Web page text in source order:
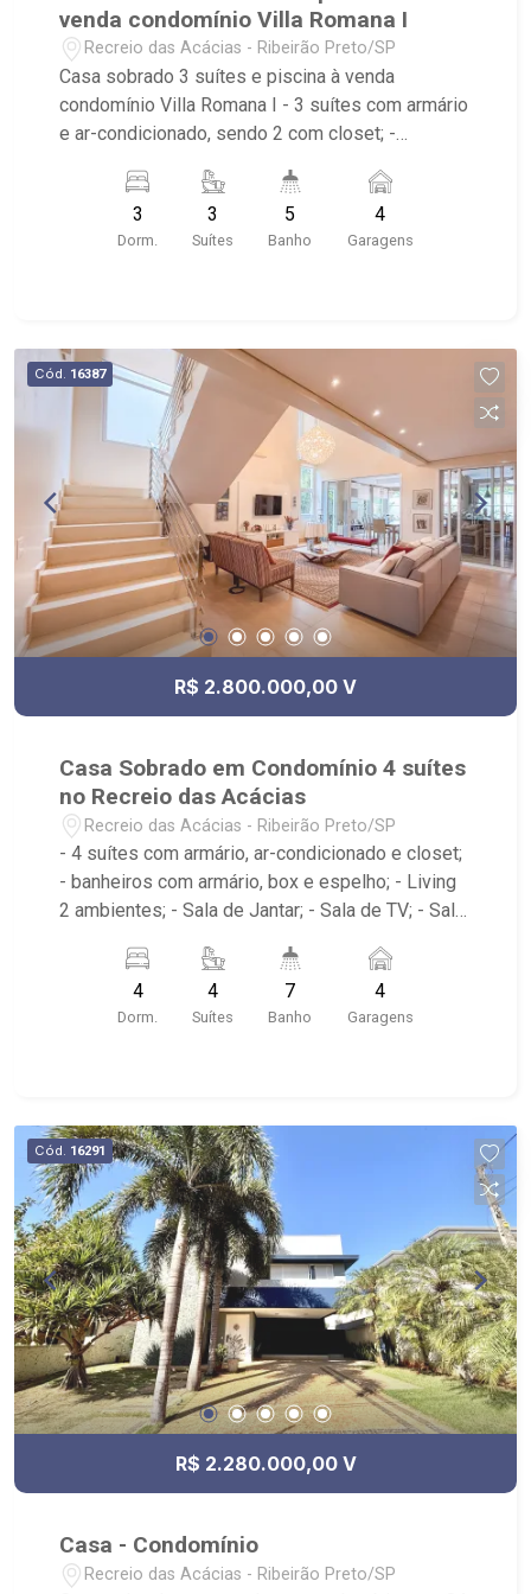
venda condomínio Villa Romana I
Recreio das Acácias - Ribeirão Preto/SP
Casa sobrado 3 suítes e piscina à venda
condomínio Villa Romana I - 3 suítes com armário
e ar-condicionado, sendo 2 com closet; -
ambientes; - Sala de TV; - Escritório; - Lavabo; -
Cozinha planejada; - Área de serviço; - Quintal; -
Corredor lateral; - Varanda gourmet; -
com campo de futebol, quadra poliesportiva,
playground, academia ao ar livre e salão de
festas; - Próximo ao Novo Shopping, Colégio
Marista Champagnat e Rodovia Antônio Machado
Sant`Anna. Amigo corretor, caso queira parceria,
entre em contato através do nosso telefone.
3
Dorm.
3
Suítes
5
Banho
4
Garagens
Cód. 16387
R$ 2.800.000,00 V
Casa Sobrado em Condomínio 4 suítes
no Recreio das Acácias
Recreio das Acácias - Ribeirão Preto/SP
- 4 suítes com armário, ar-condicionado e closet;
- banheiros com armário, box e espelho; - Living
2 ambientes; - Sala de Jantar; - Sala de TV; - Sala
já conta com fotovoltaica e aquecimento solar
para água; - Lavabo; - Cozinha planejada; -
Despensa; - Área de Serviço com armário; -
de Vôlei de Areia, Quadra Poliesportiva, Pista
para Caminhada; - Localizado próximo ao Yakin,
Villa Sucreê, Novo Shopping.
4
Dorm.
4
Suítes
7
Banho
4
Garagens
Cód. 16291
R$ 2.280.000,00 V
Casa - Condomínio
Recreio das Acácias - Ribeirão Preto/SP